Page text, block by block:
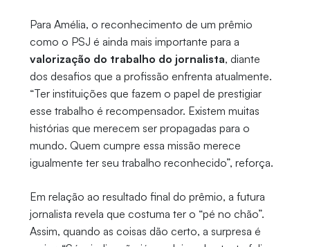
Para Amélia, o reconhecimento de um prêmio
como o PSJ é ainda mais importante para a
valorização do trabalho do jornalista, diante
dos desafios que a profissão enfrenta atualmente.
“Ter instituições que fazem o papel de prestigiar
esse trabalho é recompensador. Existem muitas
histórias que merecem ser propagadas para o
mundo. Quem cumpre essa missão merece
igualmente ter seu trabalho reconhecido”, reforça.
Em relação ao resultado final do prêmio, a futura
jornalista revela que costuma ter o “pé no chão”.
Assim, quando as coisas dão certo, a surpresa é